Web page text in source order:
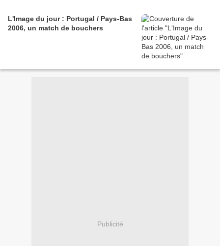
L'Image du jour : Portugal / Pays-Bas
2006, un match de bouchers
Publicité